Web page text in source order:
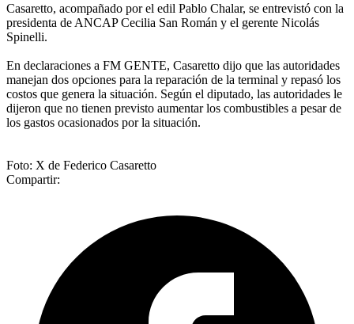
Casaretto, acompañado por el edil Pablo Chalar, se entrevistó con la
presidenta de ANCAP Cecilia San Román y el gerente Nicolás
Spinelli.
En declaraciones a FM GENTE, Casaretto dijo que las autoridades
manejan dos opciones para la reparación de la terminal y repasó los
costos que genera la situación. Según el diputado, las autoridades le
dijeron que no tienen previsto aumentar los combustibles a pesar de
los gastos ocasionados por la situación.
Foto: X de Federico Casaretto
Compartir: